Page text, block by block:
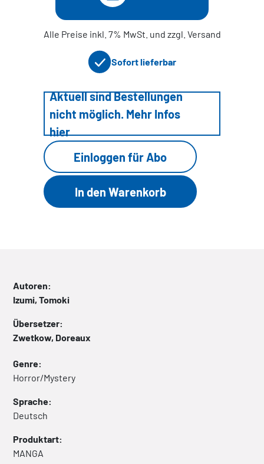
Alle Preise inkl. 7% MwSt. und zzgl. Versand
Sofort lieferbar
Aktuell sind Bestellungen
nicht möglich. Mehr Infos
hier
Einloggen für Abo
Autoren:
Izumi, Tomoki
Übersetzer:
Zwetkow, Doreaux
Genre:
Horror/Mystery
Sprache:
Deutsch
Produktart:
MANGA